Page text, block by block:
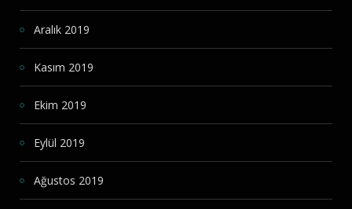
Aralık 2019
Kasım 2019
Ekim 2019
Eylül 2019
Ağustos 2019